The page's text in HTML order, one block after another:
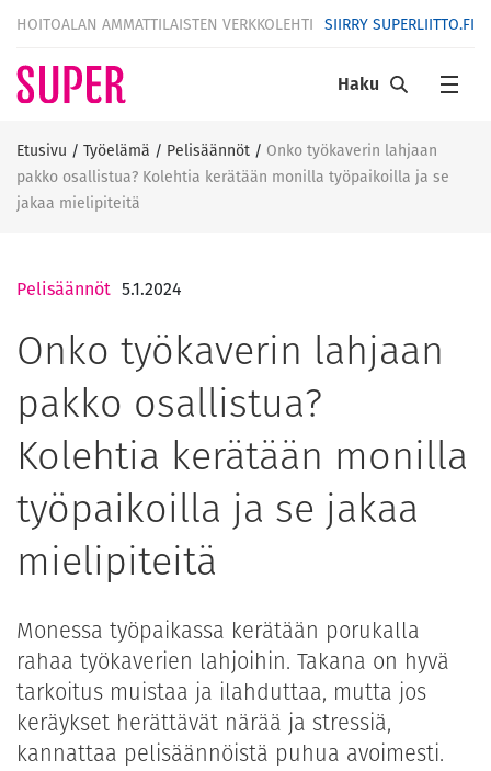
HOITOALAN AMMATTILAISTEN VERKKOLEHTI SIIRRY SUPERLIITTO.FI
Haku
Etusivu / Työelämä / Pelisäännöt / Onko työkaverin lahjaan
pakko osallistua? Kolehtia kerätään monilla työpaikoilla ja se
jakaa mielipiteitä
Pelisäännöt 5.1.2024
Onko työkaverin lahjaan
pakko osallistua?
Kolehtia kerätään monilla
työpaikoilla ja se jakaa
mielipiteitä
Monessa työpaikassa kerätään porukalla
rahaa työkaverien lahjoihin. Takana on hyvä
tarkoitus muistaa ja ilahduttaa, mutta jos
keräykset herättävät närää ja stressiä,
kannattaa pelisäännöistä puhua avoimesti.